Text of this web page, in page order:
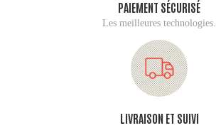
PAIEMENT SÉCURISÉ
Les meilleures technologies.
LIVRAISON ET SUIVI